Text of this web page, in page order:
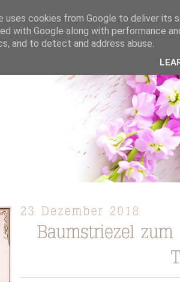
KOOPERATION TORTEN / KUCHEN /
uses cookies from Google to deliver its
with Google along with performance
and to detect and address abuse.